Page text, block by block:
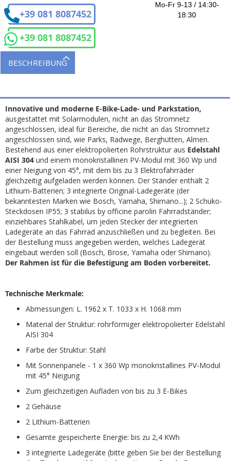
+39 081 8087452
+39 081 8087452
Mo-Fr 9-13 / 14:30-
18:30
BESCHREIBUNG
Innovative und moderne E-Bike-Lade- und Parkstation,
ausgestattet mit Solarmodulen, nicht an das Stromnetz
angeschlossen, ideal für Bereiche, die nicht an das Stromnetz
angeschlossen sind, wie Parks, Radwege, Berghütten, Almen.
Bestehend aus einer elektropolierten Rohrstruktur aus Edelstahl
AISI 304 und einem monokristallinen PV-Modul mit 360 Wp und
einer Neigung von 45°, mit dem bis zu 3 Elektrofahrräder
gleichzeitig aufgeladen werden können. Der Ständer enthält 2
Lithium-Batterien; 3 integrierte Original-Ladegeräte (der
bekanntesten Marken wie Bosch, Yamaha, Shimano...); 2 Schuko-
Steckdosen IP55; 3 stabilus by officine parolin Fahrradständer;
einziehbares Stahlkabel, um jeden Stecker der integrierten
Ladegeräte an das Fahrrad anzuschließen und zu begleiten. Bei
der Bestellung muss angegeben werden, welches Ladegerät
eingebaut werden soll (Bosch, Brose, Yamaha oder Shimano).
Der Rahmen ist für die Befestigung am Boden vorbereitet.
Technische Merkmale:
Abmessungen: L. 1962 x T. 1033 x H. 1068 mm
Material der Struktur: rohrförmiger elektropolierter Edelstahl
AISI 304
Farbe der Struktur: Stahl
Mit Sonnenpanele - 1 x 360 Wp monokristallines PV-Modul
mit 45° Neigung
Zum gleichzeitigen Aufladen von bis zu 3 E-Bikes
2 Gehäuse
2 Lithium-Batterien
Gesamte gespeicherte Energie: bis zu 2,4 KWh
3 integrierte Ladegeräte (bitte geben Sie bei der Bestellung